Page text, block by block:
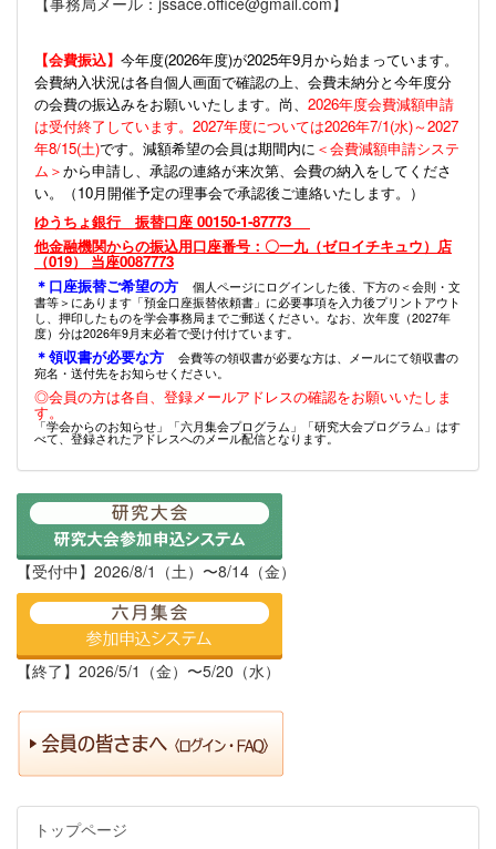
【会費振込】 今年度(2026年度)が2025年9月から始まっています。
会費納入状況は各自個人画面で確認の上、会費未納分と今年度分
の会費の振込みをお願いいたします。尚、 2026年度会費減額申請
は受付終了しています。2027年度については2026年7/1(水)～2027
年8/15(土)です。減額希望の会員は期間内に ＜会費減額申請システ
ム＞から申請し、承認の連絡が来次第、会費の納入をしてくださ
い。（10月開催予定の理事会で承認後ご連絡いたします。）
ゆうちょ銀行 振替口座 00150-1-87773
他金融機関からの振込用口座番号：〇一九（ゼロイチキュウ）店
（019） 当座0087773
＊口座振替ご希望の方
個人ページにログインした後、下方の＜会則・文
書等＞にあります「預金口座振替依頼書」に必要事項を入力後プリントアウト
し、押印したものを学会事務局までご郵送ください。なお、次年度（2027年
度）分は2026年9月末必着で受け付けています。
＊領収書が必要な方
会費等の領収書が必要な方は、メールにて領収書の
宛名・送付先をお知らせください。
◎会員の方は各自、登録メールアドレスの確認をお願いいたしま
す。
「学会からのお知らせ」「六月集会プログラム」「研究大会プログラム」はす
べて、登録されたアドレスへのメール配信となります。
【受付中】2026/8/1（土）〜8/14（金）
【終了】2026/5/1（金）〜5/20（水）
トップページ